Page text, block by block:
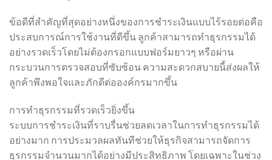
ข้อดีที่สำคัญที่สุดอย่างหนึ่งของการชำระเงินแบบไร้รอยต่อคือ
ประสบการณ์การใช้งานที่ดีขึ้น ลูกค้าสามารถทำธุรกรรมได้
อย่างรวดเร็วโดยไม่ต้องกรอกแบบฟอร์มยาวๆ หรือผ่าน
กระบวนการตรวจสอบที่ซับซ้อน ความสะดวกสบายนี้ส่งผลให้
ลูกค้าพึงพอใจและภักดีต่อองค์กรมากขึ้น
การทำธุรกรรมที่รวดเร็วยิ่งขึ้น
ระบบการชำระเงินที่ราบรื่นช่วยลดเวลาในการทำธุรกรรมได้
อย่างมาก การประมวลผลทันทีช่วยให้ธุรกิจสามารถจัดการ
ธุรกรรมจำนวนมากได้อย่างมีประสิทธิภาพ โดยเฉพาะในช่วง